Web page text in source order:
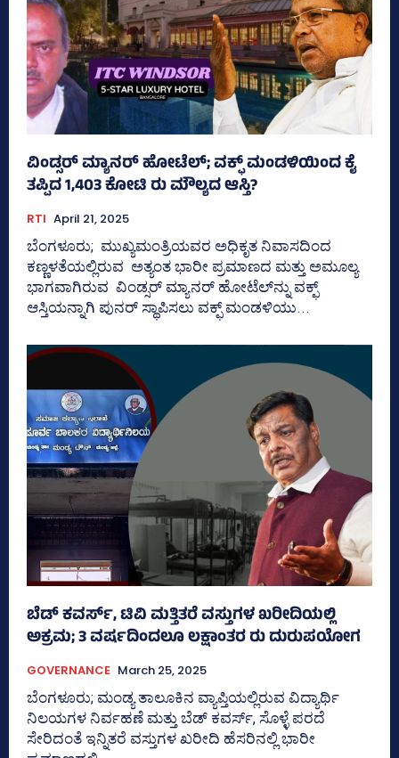
ವಿಂಡ್ಸರ್ ಮ್ಯಾನರ್ ಹೋಟೆಲ್; ವಕ್ಫ್‌ ಮಂಡಳಿಯಿಂದ ಕೈ
ತಪ್ಪಿದ 1,403 ಕೋಟಿ ರು ಮೌಲ್ಯದ ಆಸ್ತಿ?
RTI April 21, 2025
ಬೆಂಗಳೂರು; ಮುಖ್ಯಮಂತ್ರಿಯವರ ಅಧಿಕೃತ ನಿವಾಸದಿಂದ
ಕಣ್ಣಳತೆಯಲ್ಲಿರುವ ಅತ್ಯಂತ ಭಾರೀ ಪ್ರಮಾಣದ ಮತ್ತು ಅಮೂಲ್ಯ
ಭಾಗವಾಗಿರುವ ವಿಂಡ್ಸರ್‍‌ ಮ್ಯಾನರ್‍‌ ಹೋಟೆಲ್‌ನ್ನು ವಕ್ಫ್‌
ಆಸ್ತಿಯನ್ನಾಗಿ ಪುನರ್‍‌ ಸ್ಥಾಪಿಸಲು ವಕ್ಫ್‌ ಮಂಡಳಿಯು...
ಬೆಡ್‌ ಕವರ್ಸ್‌, ಟಿವಿ ಮತ್ತಿತರೆ ವಸ್ತುಗಳ ಖರೀದಿಯಲ್ಲಿ
ಅಕ್ರಮ; 3 ವರ್ಷದಿಂದಲೂ ಲಕ್ಷಾಂತರ ರು ದುರುಪಯೋಗ
GOVERNANCE March 25, 2025
ಬೆಂಗಳೂರು; ಮಂಡ್ಯ ತಾಲೂಕಿನ ವ್ಯಾಪ್ತಿಯಲ್ಲಿರುವ ವಿದ್ಯಾರ್ಥಿ
ನಿಲಯಗಳ ನಿರ್ವಹಣೆ ಮತ್ತು ಬೆಡ್‌ ಕವರ್ಸ್‌, ಸೊಳ್ಳೆ ಪರದೆ
ಸೇರಿದಂತೆ ಇನ್ನಿತರೆ ವಸ್ತುಗಳ ಖರೀದಿ ಹೆಸರಿನಲ್ಲಿ ಭಾರೀ